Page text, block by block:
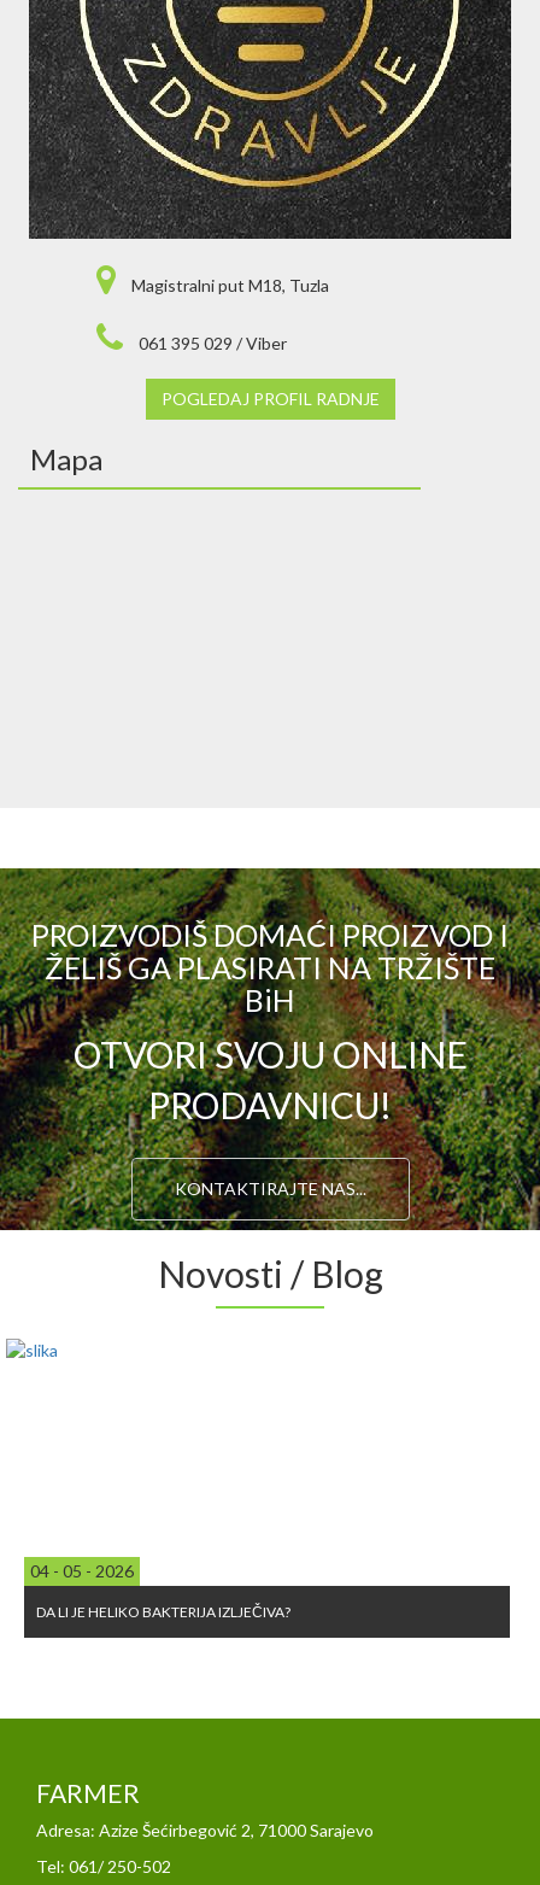
Magistralni put M18, Tuzla
061 395 029 / Viber
POGLEDAJ PROFIL RADNJE
Mapa
PROIZVODIŠ DOMAĆI PROIZVOD I
ŽELIŠ GA PLASIRATI NA TRŽIŠTE
BiH
OTVORI SVOJU ONLINE
PRODAVNICU!
KONTAKTIRAJTE NAS...
Novosti / Blog
04 - 05 - 2026
DA LI JE HELIKO BAKTERIJA IZLJEČIVA?
FARMER
Adresa: Azize Šećirbegović 2, 71000 Sarajevo
Tel: 061/ 250-502